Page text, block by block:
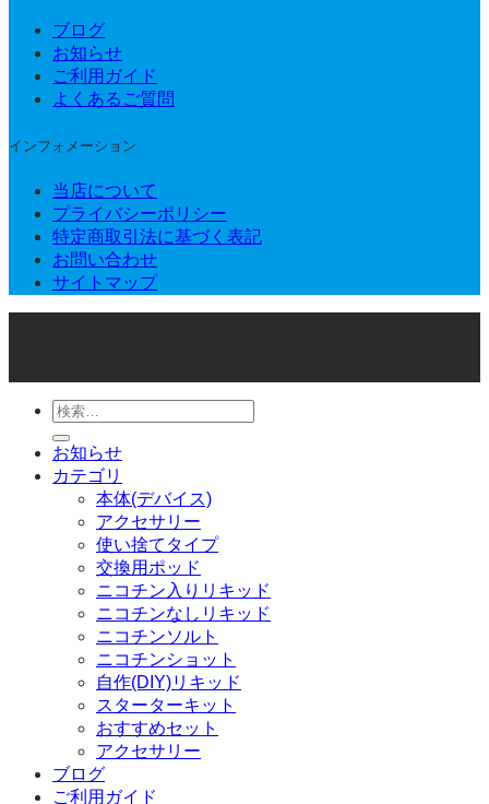
ブログ
お知らせ
ご利用ガイド
よくあるご質問
インフォメーション
当店について
プライバシーポリシー
特定商取引法に基づく表記
お問い合わせ
サイトマップ
検
索
対
象:
お知らせ
カテゴリ
本体(デバイス)
アクセサリー
使い捨てタイプ
交換用ポッド
ニコチン入りリキッド
ニコチンなしリキッド
ニコチンソルト
ニコチンショット
自作(DIY)リキッド
スターターキット
おすすめセット
アクセサリー
ブログ
ご利用ガイド